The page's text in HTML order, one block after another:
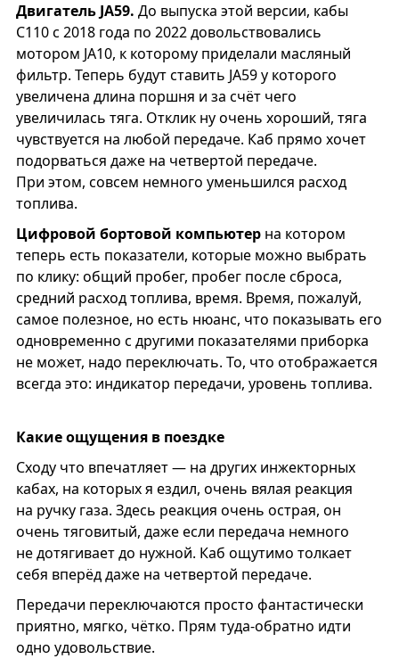
Двигатель JA59. До выпуска этой версии, кабы
С110 с 2018 года по 2022 довольствовались
мотором JA10, к которому приделали масляный
фильтр. Теперь будут ставить JA59 у которого
увеличена длина поршня и за счёт чего
увеличилась тяга. Отклик ну очень хороший, тяга
чувствуется на любой передаче. Каб прямо хочет
подорваться даже на четвертой передаче.
При этом, совсем немного уменьшился расход
топлива.
Цифровой бортовой компьютерна котором
теперь есть показатели, которые можно выбрать
по клику: общий пробег, пробег после сброса,
средний расход топлива, время. Время, пожалуй,
самое полезное, но есть нюанс, что показывать его
одновременно с другими показателями приборка
не может, надо переключать. То, что отображается
всегда это: индикатор передачи, уровень топлива.
Какие ощущения в поездке
Сходу что впечатляет — на других инжекторных
кабах, на которых я ездил, очень вялая реакция
на ручку газа. Здесь реакция очень острая, он
очень тяговитый, даже если передача немного
не дотягивает до нужной. Каб ощутимо толкает
себя вперёд даже на четвертой передаче.
Передачи переключаются просто фантастически
приятно, мягко, чётко. Прям туда-обратно идти
одно удовольствие.